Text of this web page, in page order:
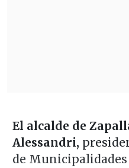
El alcalde de
Alessandri,
de